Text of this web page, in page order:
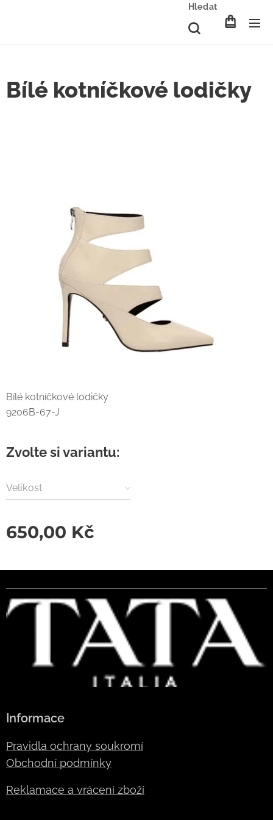
Hledat
Bílé kotníčkové lodičky
Bílé kotníčkové lodičky
9206B-67-J
Zvolte si variantu:
Velikost
650,00 Kč
Informace
Pravidla ochrany soukromí
Obchodní podmínky
Reklamace a vrácení zboží